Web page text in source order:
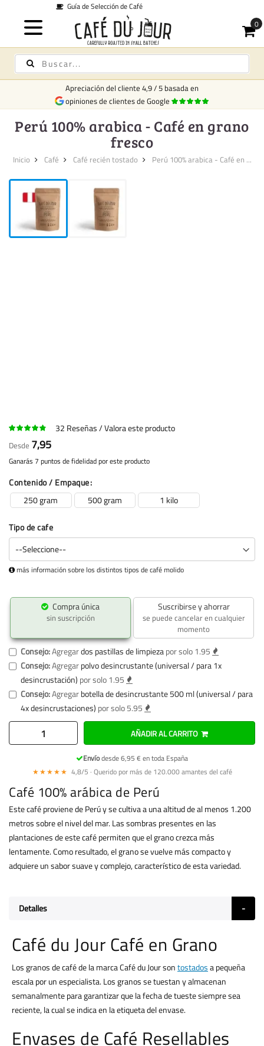
Envío desde 6,95 € -
Apreciación del cliente 4,9/5 basada en
opiniones de clientes de Google
Perú 100% arabica - Café en grano
fresco
Inicio Café Café recién tostado Perú 100% arabica - Café en ...
32 Reseñas Valora este producto
Desde 7,95
Ganarás 7 puntos de fidelidad por este producto
Contenido / Empaque
250 gram
500 gram 1 kilo
Tipo de cafe
más información sobre los distintos tipos de café molido
Compra única
sin suscripción
Suscribirse y ahorrar
se puede cancelar en cualquier
momento
Consejo:Agregardos pastillas de limpiezapor solo 1.95
Consejo:Agregarpolvo desincrustante (universal / para 1x
desincrustación) por solo 1.95
Consejo:Agregarbotella de desincrustante 500 ml (universal / para
4x desincrustaciones) por solo 5.95
AÑADIR AL CARRITO
Envíodesde 6,95 € en toda España
★★★★★ 4,8/5 · Querido por más de 120.000 amantes del café
Café 100% arábica de Perú
Este café proviene de Perú y se cultiva a una altitud de al menos 1.200
metros sobre el nivel del mar. Las sombras presentes en las
plantaciones de este café permiten que el grano crezca más
lentamente. Como resultado, el grano se vuelve más compacto y
adquiere un sabor suave y complejo, característico de esta variedad.
Detalles
Café du Jour Café en Grano
Los granos de café de la marca Café du Jour sontostadosa pequeña
escala por un especialista. Los granos se tuestan y almacenan
semanalmente para garantizar que la fecha de tueste siempre sea
reciente, la cual se indica en la etiqueta del envase.
Envases de Café Resellables